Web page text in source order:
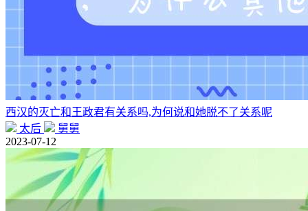
西汉的灭亡和王政君有关系吗,为何说和她脱不了关系呢
太后
舅舅
2023-07-12